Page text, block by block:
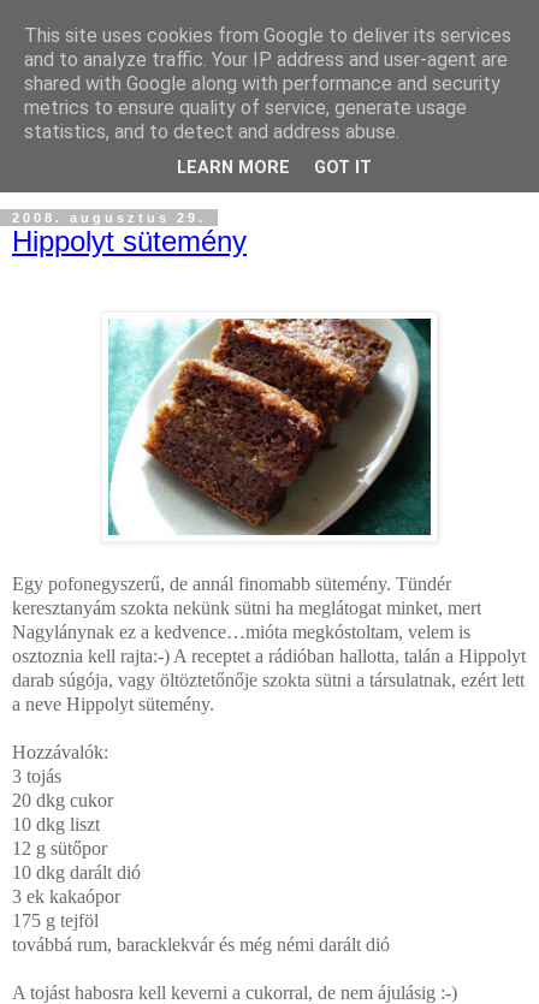
2008. augusztus 29.
Hippolyt sütemény
Egy pofonegyszerű, de annál finomabb sütemény. Tündér
keresztanyám szokta nekünk sütni ha meglátogat minket, mert
Nagylánynak ez a kedvence…mióta megkóstoltam, velem is
osztoznia kell rajta:-) A receptet a rádióban hallotta, talán a Hippolyt
darab súgója, vagy öltöztetőnője szokta sütni a társulatnak, ezért lett
a neve Hippolyt sütemény.
Hozzávalók:
3 tojás
20 dkg cukor
10 dkg liszt
12 g sütőpor
10 dkg darált dió
3 ek kakaópor
175 g tejföl
továbbá rum, baracklekvár és még némi darált dió
A tojást habosra kell keverni a cukorral, de nem ájulásig :-)
This site uses cookies from Google to deliver its services
and to analyze traffic. Your IP address and user-agent are
shared with Google along with performance and security
metrics to ensure quality of service, generate usage
statistics, and to detect and address abuse.
LEARN MORE GOT IT